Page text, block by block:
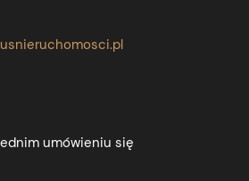
umówieniu się